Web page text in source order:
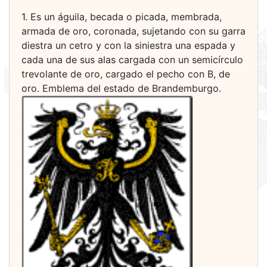
1. Es un águila, becada o picada, mem­brada,
armada de oro, coronada, sujetando con su garra
diestra un cetro y con la siniestra una espada y
cada una de sus alas cargada con un semicírculo
trevolante de oro, cargado el pecho con B, de
oro. Emblema del estado de Brandemburgo.